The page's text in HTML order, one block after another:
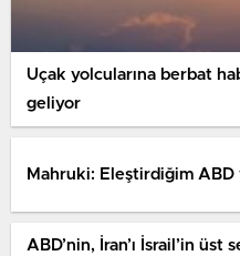
Uçak yolcularına berbat
geliyor
Mahruki: Eleştirdiğim
ABD’nin, İran’ı İsrail’in